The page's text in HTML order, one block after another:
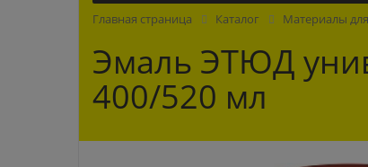
Главная страница Каталог Материалы
Эмаль ЭТЮД
400/520 мл